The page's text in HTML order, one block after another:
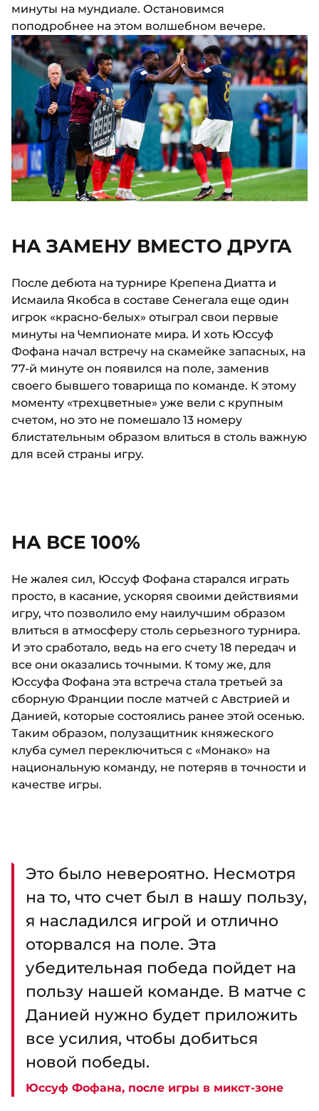
минуты на мундиале. Остановимся
поподробнее на этом волшебном вечере.
НА ЗАМЕНУ ВМЕСТО ДРУГА
После дебюта на турнире Крепена Диатта и
Исмаила Якобса в составе Сенегала еще один
игрок «красно-белых» отыграл свои первые
минуты на Чемпионате мира. И хоть Юссуф
Фофана начал встречу на скамейке запасных, на
77-й минуте он появился на поле, заменив
своего бывшего товарища по команде. К этому
моменту «трехцветные» уже вели с крупным
счетом, но это не помешало 13 номеру
блистательным образом влиться в столь важную
для всей страны игру.
НА ВСЕ 100%
Не жалея сил, Юссуф Фофана старался играть
просто, в касание, ускоряя своими действиями
игру, что позволило ему наилучшим образом
влиться в атмосферу столь серьезного турнира.
И это сработало, ведь на его счету 18 передач и
все они оказались точными. К тому же, для
Юссуфа Фофана эта встреча стала третьей за
сборную Франции после матчей с Австрией и
Данией, которые состоялись ранее этой осенью.
Таким образом, полузащитник княжеского
клуба сумел переключиться с «Монако» на
национальную команду, не потеряв в точности и
качестве игры.
Это было невероятно. Несмотря
на то, что счет был в нашу пользу,
я насладился игрой и отлично
оторвался на поле. Эта
убедительная победа пойдет на
пользу нашей команде. В матче с
Данией нужно будет приложить
все усилия, чтобы добиться
новой победы.
Юссуф Фофана, после игры в микст-зоне